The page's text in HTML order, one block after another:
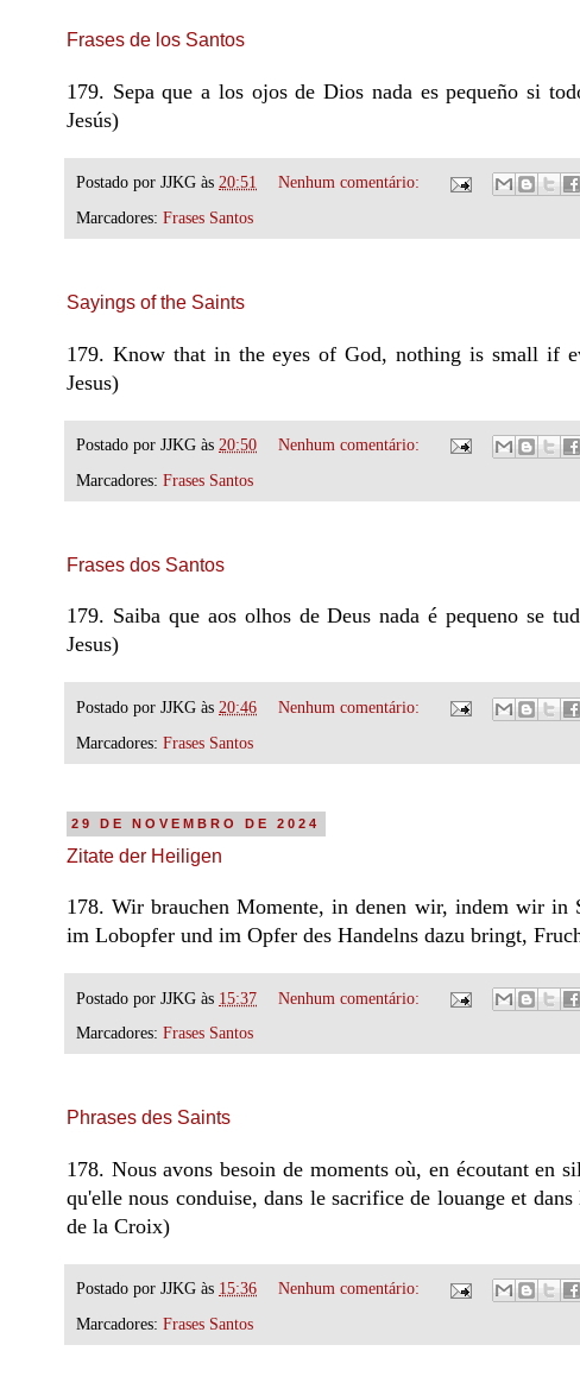
Frases de los Santos
179. Sepa que a los ojos de Dios nada es pequeño si
Jesús)
Postado por JJKG às 20:51
Nenhum comentário:
Marcadores: Frases Santos
Sayings of the Saints
179. Know that in the eyes of God, nothing is small if
Jesus)
Postado por JJKG às 20:50
Nenhum comentário:
Marcadores: Frases Santos
Frases dos Santos
179. Saiba que aos olhos de Deus nada é pequeno se
Jesus)
Postado por JJKG às 20:46
Nenhum comentário:
Marcadores: Frases Santos
29 DE NOVEMBRO DE 2024
Zitate der Heiligen
178. Wir brauchen Momente, in denen wir, indem wir
im Lobopfer und im Opfer des Handelns dazu bringt,
Postado por JJKG às 15:37
Nenhum comentário:
Marcadores: Frases Santos
Phrases des Saints
178. Nous avons besoin de moments où, en écoutant en
qu'elle nous conduise, dans le sacrifice de louange et
de la Croix)
Postado por JJKG às 15:36
Nenhum comentário:
Marcadores: Frases Santos